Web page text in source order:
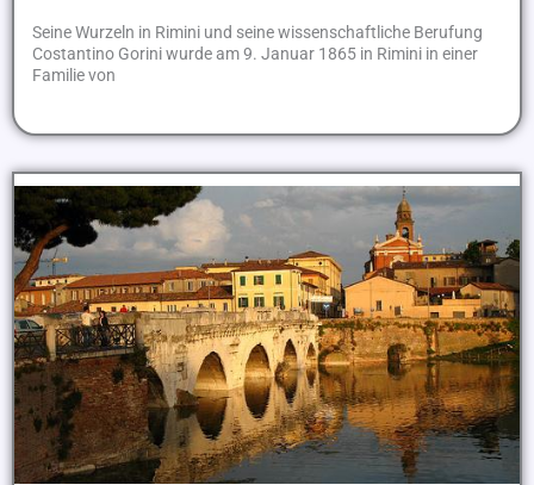
Seine Wurzeln in Rimini und seine wissenschaftliche Berufung
Costantino Gorini wurde am 9. Januar 1865 in Rimini in einer
Familie von